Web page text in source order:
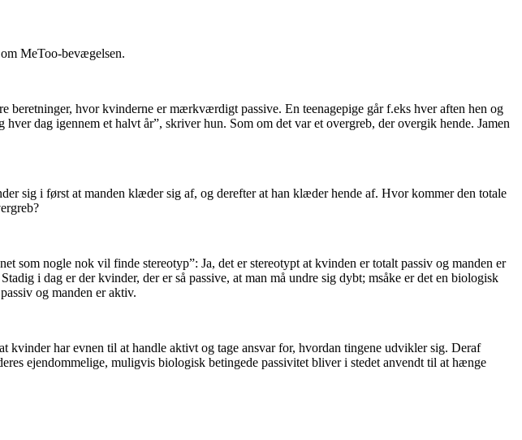
MeToo-bevægelsen.
hvor kvinderne er mærkværdigt passive. En teenagepige går f.eks hver aften hen og
dag igennem et halvt år”, skriver hun. Som om det var et overgreb, der overgik hende. Jamen
sig i først at manden klæder sig af, og derefter at han klæder hende af. Hvor kommer den totale
som nogle nok vil finde stereotyp”: Ja, det er stereotypt at kvinden er totalt passiv og manden er
i dag er der kvinder, der er så passive, at man må undre sig dybt; msåke er det en biologisk
og manden er aktiv.
kvinder har evnen til at handle aktivt og tage ansvar for, hvordan tingene udvikler sig. Deraf
ejendommelige, muligvis biologisk betingede passivitet bliver i stedet anvendt til at hænge